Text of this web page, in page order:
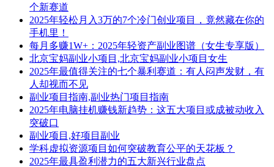
个新赛道
2025年轻松月入3万的7个冷门创业项目，竟然藏在你的
手机里！
每月多赚1W+：2025年轻资产副业图谱（女生专享版）
北京宝妈副业小项目,北京宝妈副业小项目女生
2025年最值得关注的七个暴利赛道：有人闷声发财，有
人却视而不见
副业项目指南,副业热门项目指南
2025年电脑挂机赚钱新趋势：这五大项目或成被动收入
突破口
副业项目,好项目副业
学科虚拟资源项目如何突破教育公平的天花板？
2025年最具盈利潜力的五大新兴行业盘点